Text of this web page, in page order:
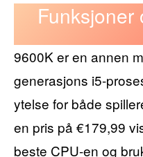
Funksjoner
9600K er en annen
generasjons i5-
ytelse for både
en pris på €179,99
beste CPU-en og